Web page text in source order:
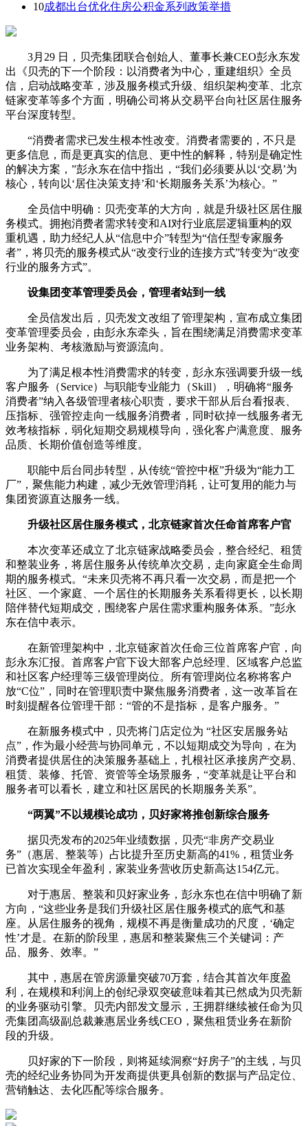
10成都出台优化住房公积金系列政策举措
3月29 日，贝壳集团联合创始人、董事长兼CEO彭永东发
出《贝壳的下一个阶段：以消费者为中心，重建组织》全员
信，启动战略变革，涉及服务模式升级、组织架构变革、北京
链家变革等多个方面，明确公司将从交易平台向社区居住服务
平台深度转型。
“消费者需求已发生根本性改变。消费者需要的，不只是
更多信息，而是更真实的信息、更中性的解释，特别是确定性
的解决方案，”彭永东在信中指出，“我们必须要从以‘交易’为
核心，转向以‘居住决策支持’和‘长期服务关系’为核心。”
全员信中明确：贝壳变革的大方向，就是升级社区居住服
务模式。拥抱消费者需求转变和AI对行业底层逻辑重构的双
重机遇，助力经纪人从“信息中介”转型为“信任型专家服务
者”，将贝壳的服务模式从“改变行业的连接方式”转变为“改变
行业的服务方式”。
设集团变革管理委员会，管理者站到一线
全员信发出后，贝壳发文改组了管理架构，宣布成立集团
变革管理委员会，由彭永东牵头，旨在围绕满足消费需求变革
业务架构、考核激励与资源流向。
为了满足根本性消费需求的转变，彭永东强调要升级一线
客户服务（Service）与职能专业能力（Skill），明确将“服务
消费者”纳入各级管理者核心职责，要求干部从后台看报表、
压指标、强管控走向一线服务消费者，同时砍掉一线服务者无
效考核指标，弱化短期交易规模导向，强化客户满意度、服务
品质、长期价值创造等维度。
职能中后台同步转型，从传统“管控中枢”升级为“能力工
厂”，聚焦能力构建，减少无效管理消耗，让可复用的能力与
集团资源直达服务一线。
升级社区居住服务模式，北京链家首次任命首席客户官
本次变革还成立了北京链家战略委员会，整合经纪、租赁
和整装业务，将居住服务从传统单次交易，走向家庭全生命周
期的服务模式。“未来贝壳将不再只看一次交易，而是把一个
社区、一个家庭、一个居住的长期服务关系看得更长，以长期
陪伴替代短期成交，围绕客户居住需求重构服务体系。”彭永
东在信中表示。
在新管理架构中，北京链家首次任命三位首席客户官，向
彭永东汇报。首席客户官下设大部客户总经理、区域客户总监
和社区客户经理等三级管理岗位。所有管理岗位名称将客户
放“C位”，同时在管理职责中聚焦服务消费者，这一改革旨在
时刻提醒各位管理干部：“管的不是指标，是客户服务。”
在新服务模式中，贝壳将门店定位为 “社区安居服务站
点”，作为最小经营与协同单元，不以短期成交为导向，在为
消费者提供居住的决策服务基础上，扎根社区承接房产交易、
租赁、装修、托管、资管等全场景服务，“变革就是让平台和
服务者可以看长，建立和社区居民的长期服务关系”。
“两翼”不以规模论成功，贝好家将推创新综合服务
据贝壳发布的2025年业绩数据，贝壳“非房产交易业
务”（惠居、整装等）占比提升至历史新高的41%，租赁业务
已首次实现全年盈利，家装业务营收历史新高达154亿元。
对于惠居、整装和贝好家业务，彭永东也在信中明确了新
方向，“这些业务是我们升级社区居住服务模式的底气和基
座。从居住服务的视角，规模不再是衡量成功的尺度，‘确定
性’才是。在新的阶段里，惠居和整装聚焦三个关键词：产
品、服务、效率。”
其中，惠居在管房源量突破70万套，结合其首次年度盈
利，在规模和利润上的创纪录双突破意味着其已然成为贝壳新
的业务驱动引擎。贝壳内部发文显示，王拥群继续被任命为贝
壳集团高级副总裁兼惠居业务线CEO，聚焦租赁业务在新阶
段的升级。
贝好家的下一阶段，则将延续洞察“好房子”的主线，与贝
壳的经纪业务协同为开发商提供更具创新的数据与产品定位、
营销触达、去化匹配等综合服务。